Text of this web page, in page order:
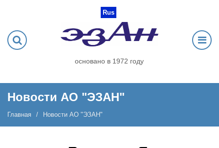
Rus
основано в 1972 году
Новости АО "ЭЗАН"
Главная Новости АО "ЭЗАН"